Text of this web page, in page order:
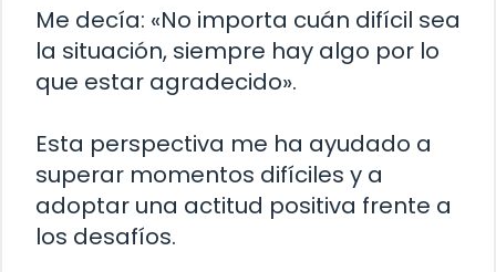
Me decía: «No importa cuán difícil sea
la situación, siempre hay algo por lo
que estar agradecido».
Esta perspectiva me ha ayudado a
superar momentos difíciles y a
adoptar una actitud positiva frente a
los desafíos.